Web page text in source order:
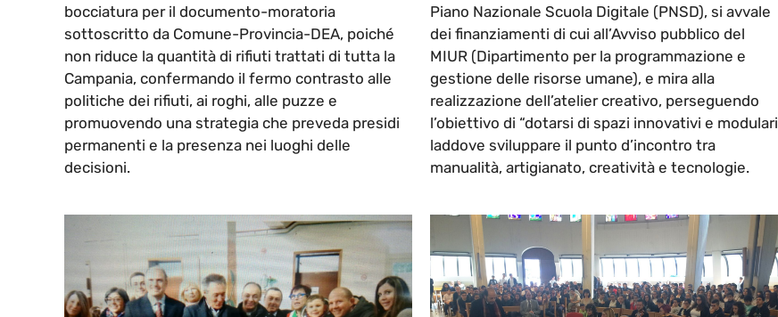
bocciatura per il documento-moratoria
sottoscritto da Comune-Provincia-DEA, poiché
non riduce la quantità di rifiuti trattati di tutta la
Campania, confermando il fermo contrasto alle
politiche dei rifiuti, ai roghi, alle puzze e
promuovendo una strategia che preveda presidi
permanenti e la presenza nei luoghi delle
decisioni.
Piano Nazionale Scuola Digitale (PNSD), si avvale
dei finanziamenti di cui all’Avviso pubblico del
MIUR (Dipartimento per la programmazione e
gestione delle risorse umane), e mira alla
realizzazione dell’atelier creativo, perseguendo
l’obiettivo di “dotarsi di spazi innovativi e modulari
laddove sviluppare il punto d’incontro tra
manualità, artigianato, creatività e tecnologie.